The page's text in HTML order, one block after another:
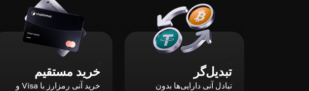
تبدیل‌گر
تبادل آنی دارایی‌ها بدون
خرید مستقیم
خرید آنی رمزارز با Visa و